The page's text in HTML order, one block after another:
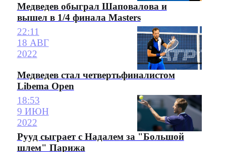
Медведев обыграл Шаповалова и
вышел в 1/4 финала Masters
22:11
18 АВГ
2022
Медведев стал четвертьфиналистом
Libema Open
18:53
9 ИЮН
2022
Рууд сыграет с Надалем за "Большой
шлем" Парижа